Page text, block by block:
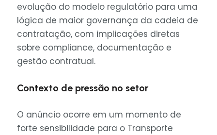
evolução do modelo regulatório para uma
lógica de maior governança da cadeia de
contratação, com implicações diretas
sobre compliance, documentação e
gestão contratual.
Contexto de pressão no setor
O anúncio ocorre em um momento de
forte sensibilidade para o Transporte